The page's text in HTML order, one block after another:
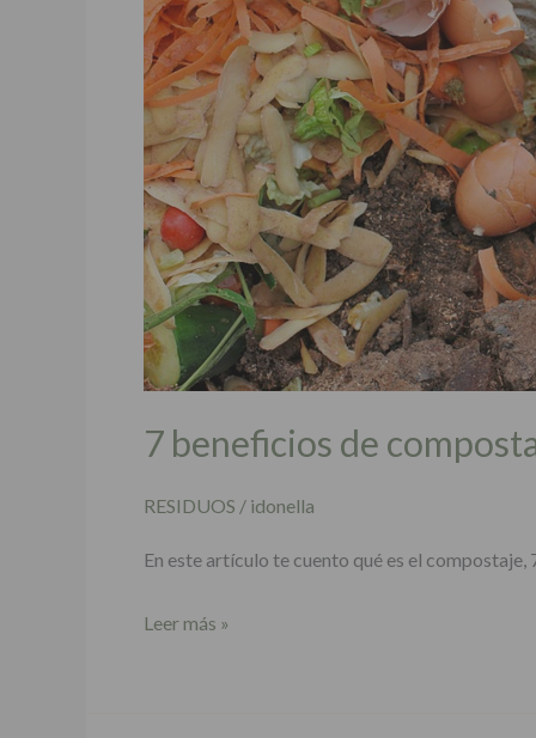
7 beneficios de
RESIDUOS / idonella
En este artículo te cuento qué es el
de
compostar
tus
residuos
para
el
ambiente
Leer más »